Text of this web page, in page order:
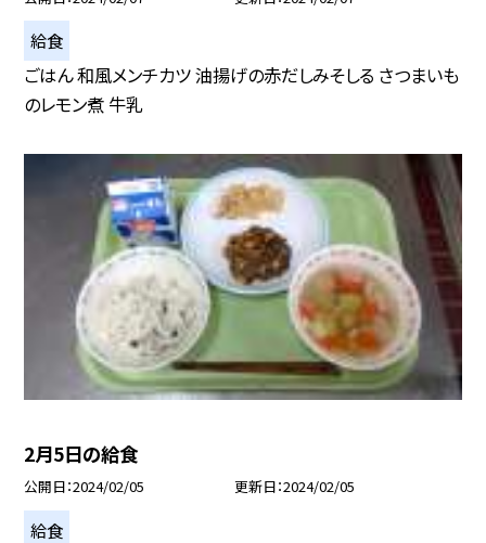
給食
ごはん 和風メンチカツ 油揚げの赤だしみそしる さつまいも
のレモン煮 牛乳
2月5日の給食
公開日 2024/02/05 更新日 2024/02/05
給食